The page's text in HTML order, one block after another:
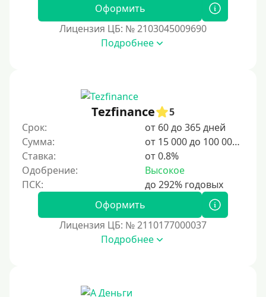
Без электронной почты
С автоматическим одобрением
Без номера телефона
Без звонков и проверок
Ночью
На карту круглосуточно
24/7
Деньги в долг
В долг на карту
Оформить
Лицензия ЦБ: № 2103045009690
Подробнее
Tezfinance
5
Срок:
от 60 до 365 дней
Сумма:
от 15 000 до 100 000 ₽
Ставка:
от 0.8%
Одобрение:
Высокое
Оформить
Лицензия ЦБ: № 2110177000037
Подробнее